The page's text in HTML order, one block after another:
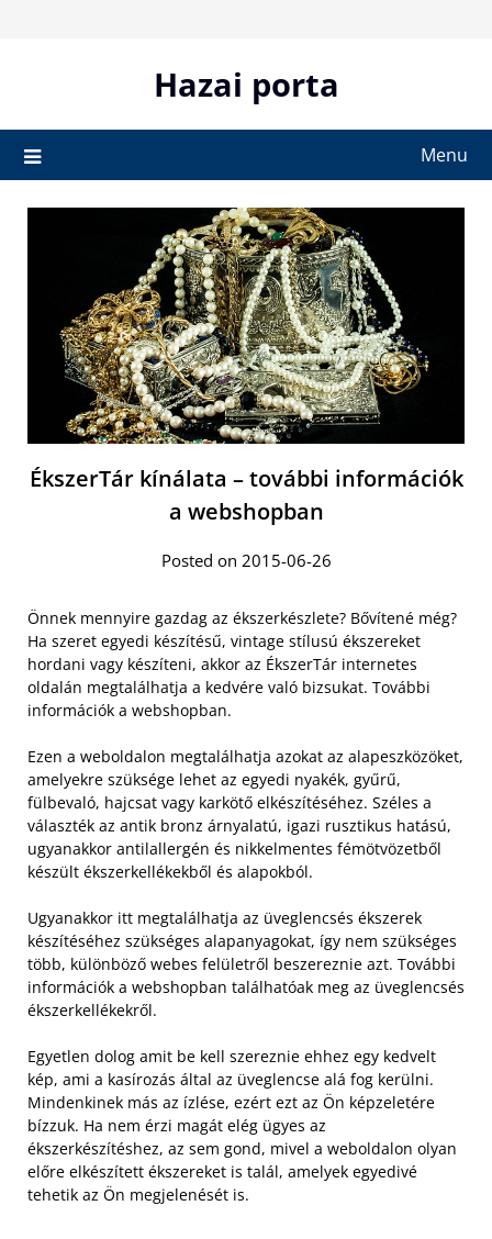
Hazai porta
Menu
ÉkszerTár kínálata – további információk
a webshopban
Posted on 2015-06-26
Önnek mennyire gazdag az ékszerkészlete? Bővítené még?
Ha szeret egyedi készítésű, vintage stílusú ékszereket
hordani vagy készíteni, akkor az ÉkszerTár internetes
oldalán megtalálhatja a kedvére való bizsukat. További
információk a webshopban.
Ezen a weboldalon megtalálhatja azokat az alapeszközöket,
amelyekre szüksége lehet az egyedi nyakék, gyűrű,
fülbevaló, hajcsat vagy karkötő elkészítéséhez. Széles a
választék az antik bronz árnyalatú, igazi rusztikus hatású,
ugyanakkor antilallergén és nikkelmentes fémötvözetből
készült ékszerkellékekből és alapokból.
Ugyanakkor itt megtalálhatja az üveglencsés ékszerek
készítéséhez szükséges alapanyagokat, így nem szükséges
több, különböző webes felületről beszereznie azt. További
információk a webshopban találhatóak meg az üveglencsés
ékszerkellékekről.
Egyetlen dolog amit be kell szereznie ehhez egy kedvelt
kép, ami a kasírozás által az üveglencse alá fog kerülni.
Mindenkinek más az ízlése, ezért ezt az Ön képzeletére
bízzuk. Ha nem érzi magát elég ügyes az
ékszerkészítéshez, az sem gond, mivel a weboldalon olyan
előre elkészített ékszereket is talál, amelyek egyedivé
tehetik az Ön megjelenését is.